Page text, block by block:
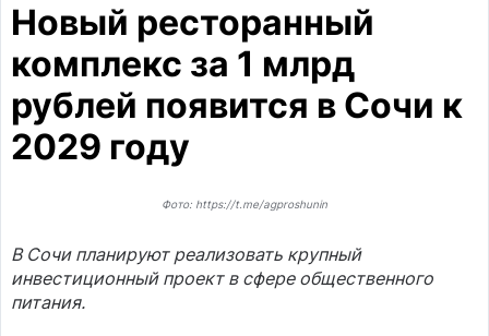
Новый ресторанный
комплекс за 1 млрд
рублей появится в Сочи к
2029 году
Фото: https://t.me/agproshunin
В Сочи планируют реализовать крупный
инвестиционный проект в сфере общественного
питания.